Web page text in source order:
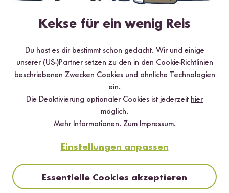
per E-Mail zugeschickt.
Mehr Rezepte mit Sojasauce
Kekse für ein wenig Reis
Du hast es dir bestimmt schon gedacht. Wir und einige
unserer (US-)Partner setzen zu den in den Cookie-Richtlinien
beschriebenen Zwecken Cookies und ähnliche Technologien
ein.
Die Deaktivierung optionaler Cookies ist jederzeit hier
möglich.
Mehr Informationen. Zum Impressum.
Einstellungen anpassen
Essentielle Cookies akzeptieren